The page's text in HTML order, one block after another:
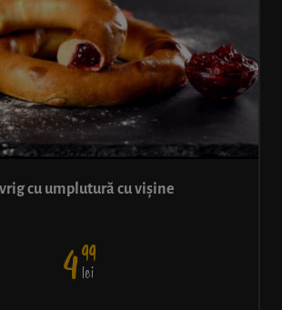
cu umplutură cu vișine
499
lei